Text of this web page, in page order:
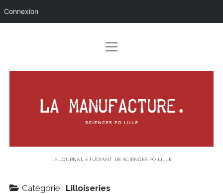
Connexion
ACCUEIL
PACOTILLE
LILLOISERIES
AUX FOURNEAUX !
CARNETS DE 3A
ouvrir
menu
MANUFACTURE.
LE JOURNAL ÉTUDIANT DE SCIENCES PO LILLE
Catégorie : Lilloiseries